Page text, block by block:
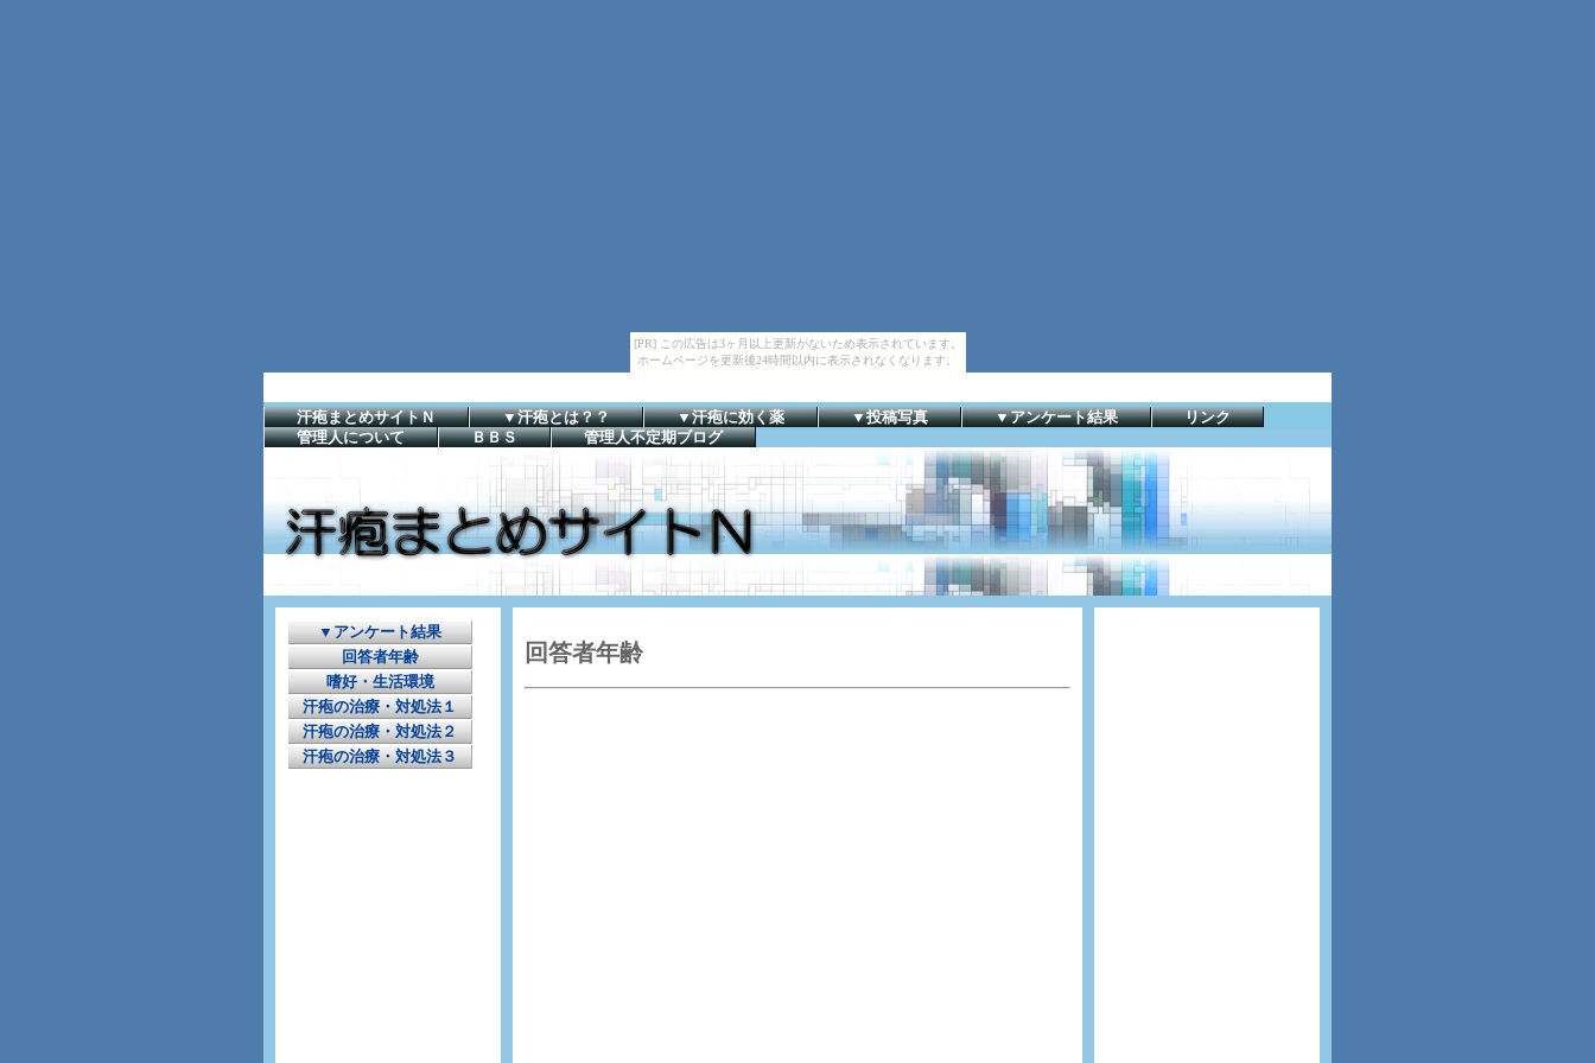
[PR] この広告は3ヶ月以上更新がないため表示されています。
ホームページを更新後24時間以内に表示されなくなります。
汗疱まとめサイトＮ ▼汗疱とは？？ ▼汗疱に効く薬 ▼投稿写真 ▼アンケート結果
リンク
管理人について
ＢＢＳ 管理人不定期ブログ
▼アンケート結果
回答者年齢
嗜好・生活環境
汗疱の治療・対処法１
汗疱の治療・対処法２
汗疱の治療・対処法３
回答者年齢